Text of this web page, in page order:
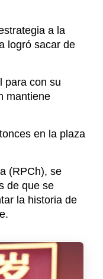
a la
logró sacar de
para con su
mantiene
en la plaza
(RPCh), se
de que se
la historia de